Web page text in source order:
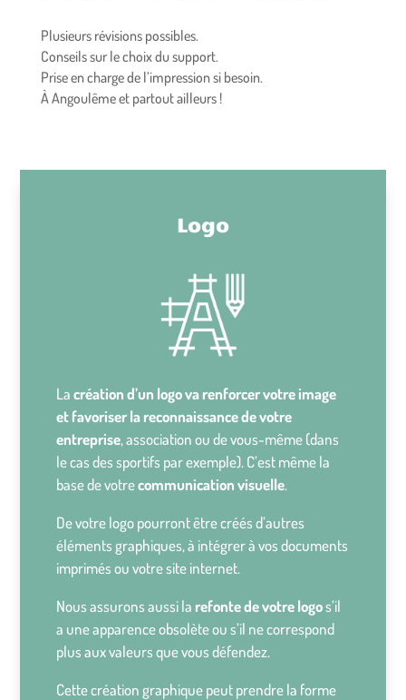
Plusieurs révisions possibles.
Conseils sur le choix du support.
Prise en charge de l’impression si besoin.
À Angoulême et partout ailleurs !
Logo
Lacréation d’un logo va renforcer votre image
et favoriser la reconnaissance de votre
entreprise, association ou de vous-même (dans
le cas des sportifs par exemple). C’est même la
base de votrecommunication visuelle.
De votre logo pourront être créés d’autres
éléments graphiques, à intégrer à vos documents
imprimés ou votre site internet.
Nous assurons aussi la refonte de votre logos’il
a une apparence obsolète ou s’il ne correspond
plus aux valeurs que vous défendez.
Cette création graphique peut prendre la forme